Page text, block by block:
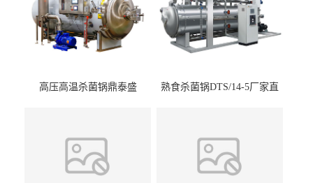
高压高温杀菌锅鼎泰盛
熟食杀菌锅DTS/14-5厂家直